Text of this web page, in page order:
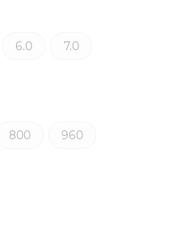
6.0 7.0
800 960